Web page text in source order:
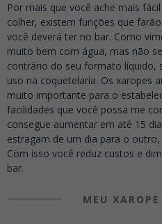
Por mais que você ache mais
colher, existem funções que
você deverá ter no bar. Como
muito bem com água, mas não
contrário do seu formato líquido,
uso na coquetelaria. Os xaropes
muito importante para o
facilidades que você possa me
consegue aumentar em até 15
estragam de um dia para o
Com isso você reduz custos e
bar.
MEU XAROPE